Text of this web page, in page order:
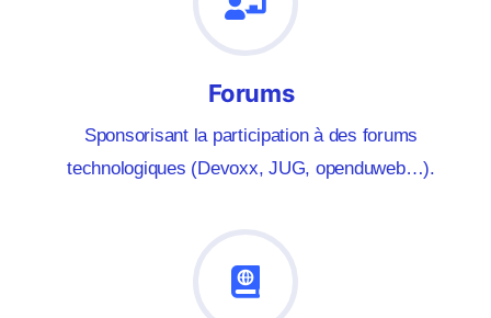
Forums
Sponsorisant la participation à des forums
technologiques (Devoxx, JUG, openduweb…).